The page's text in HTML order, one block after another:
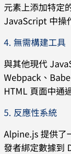
元素上添加特定
JavaScript 中操
4. 無需構建工具
與其他現代
Webpack、
HTML 頁面中通
5. 反應性系統
Alpine.js 提供了
發者綁定數據到